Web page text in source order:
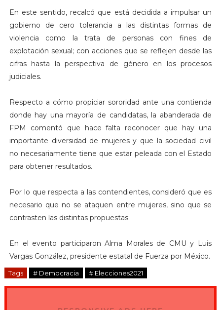
En este sentido, recalcó que está decidida a impulsar un
gobierno de cero tolerancia a las distintas formas de
violencia como la trata de personas con fines de
explotación sexual; con acciones que se reflejen desde las
cifras hasta la perspectiva de género en los procesos
judiciales.
Respecto a cómo propiciar sororidad ante una contienda
donde hay una mayoría de candidatas, la abanderada de
FPM comentó que hace falta reconocer que hay una
importante diversidad de mujeres y que la sociedad civil
no necesariamente tiene que estar peleada con el Estado
para obtener resultados.
Por lo que respecta a las contendientes, consideró que es
necesario que no se ataquen entre mujeres, sino que se
contrasten las distintas propuestas.
En el evento participaron Alma Morales de CMU y Luis
Vargas González, presidente estatal de Fuerza por México.
Tags # Democracia # Elecciones2021